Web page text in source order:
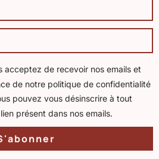
acceptez de recevoir nos emails et
de notre politique de confidentialité
pouvez vous désinscrire à tout
présent dans nos emails.